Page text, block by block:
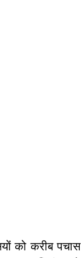
को करीब पचास